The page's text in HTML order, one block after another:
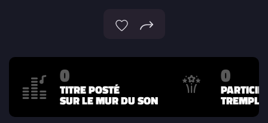
0
TITRE POSTÉ
SUR LE MUR DU SON
0